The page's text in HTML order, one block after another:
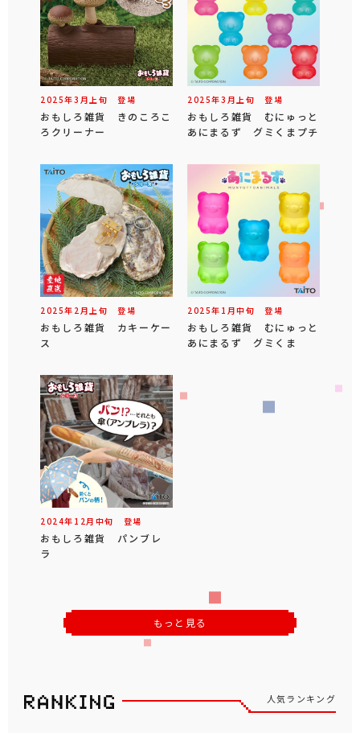
2025年3 月 上旬 登場
おもしろ雑貨 きのころこ
ろクリーナー
2025年3 月 上旬 登場
おもしろ雑貨 むにゅっと
あにまるず グミくまプチ
2025年 2 月 上旬 登場
おもしろ雑貨 カキーケー
ス
2025年 1 月中旬 登場
おもしろ雑貨 むにゅっと
あにまるず グミくま
2024年 12 月 中旬 登場
おもしろ雑貨 パンブレ
ラ
もっと見る
人気ランキング